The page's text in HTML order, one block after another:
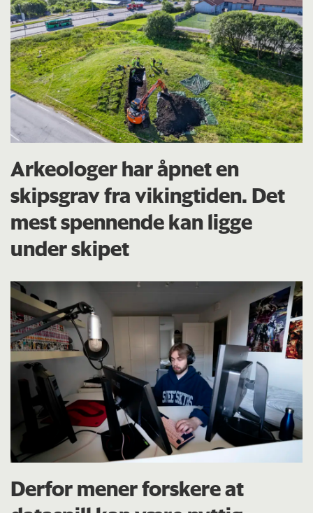
Arkeologer har åpnet en
skipsgrav fra vikingtiden. Det
mest spennende kan ligge
under skipet
Derfor mener forskere at